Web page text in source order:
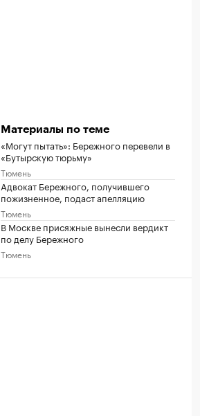
Материалы по теме
«Могут пытать»: Бережного перевели в
«Бутырскую тюрьму»
Тюмень
Адвокат Бережного, получившего
пожизненное, подаст апелляцию
Тюмень
В Москве присяжные вынесли вердикт
по делу Бережного
Тюмень